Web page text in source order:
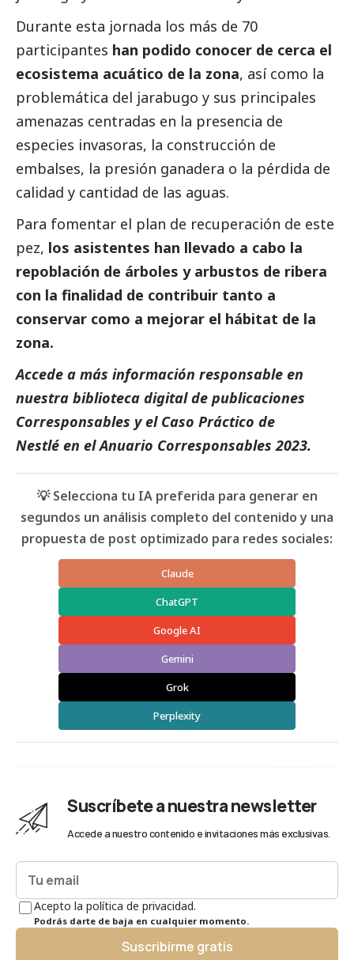
Durante esta jornada los más de 70
participantes han podido conocer de cerca el
ecosistema acuático de la zona, así como la
problemática del jarabugo y sus principales
amenazas centradas en la presencia de
especies invasoras, la construcción de
embalses, la presión ganadera o la pérdida de
calidad y cantidad de las aguas.
Para fomentar el plan de recuperación de este
pez, los asistentes han llevado a cabo la
repoblación de árboles y arbustos de ribera
con la finalidad de contribuir tanto a
conservar como a mejorar el hábitat de la
zona.
Accede a más información responsable en
nuestra biblioteca digital de publicaciones
Corresponsables y el Caso Práctico de
Nestlé en elAnuario Corresponsables 2023.
💡 Selecciona tu IA preferida para generar en
segundos un análisis completo del contenido y una
propuesta de post optimizado para redes sociales:
Claude
ChatGPT
Google AI
Gemini
Grok
Perplexity
Suscríbete a nuestra newsletter
Accede a nuestro contenido e invitaciones más exclusivas.
Acepto la política de privacidad.
Podrás darte de baja en cualquier momento.
Suscribirme gratis